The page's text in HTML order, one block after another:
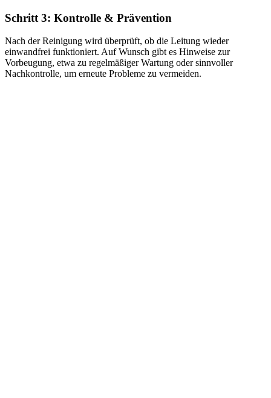
Schritt 3: Kontrolle & Prävention
Nach der Reinigung wird überprüft, ob die Leitung wieder
einwandfrei funktioniert. Auf Wunsch gibt es Hinweise zur
Vorbeugung, etwa zu regelmäßiger Wartung oder sinnvoller
Nachkontrolle, um erneute Probleme zu vermeiden.